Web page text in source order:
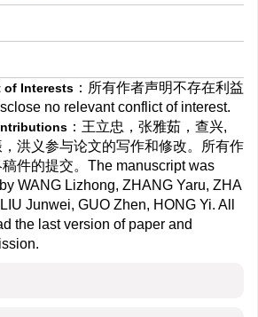
of Interests ：所有作者声明不存在利益
no relevant conflict of interest.
：王立忠，张雅茹，查兴,
洪义参与论文的写作和修改。所有作
件的提交。The manuscript was
WANG Lizhong, ZHANG Yaru, ZHA
Junwei, GUO Zhen, HONG Yi. All
the last version of paper and